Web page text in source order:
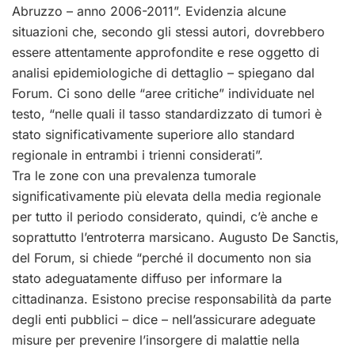
Abruzzo – anno 2006-2011”. Evidenzia alcune
situazioni che, secondo gli stessi autori, dovrebbero
essere attentamente approfondite e rese oggetto di
analisi epidemiologiche di dettaglio – spiegano dal
Forum. Ci sono delle “aree critiche” individuate nel
testo, “nelle quali il tasso standardizzato di tumori è
stato significativamente superiore allo standard
regionale in entrambi i trienni considerati”.
Tra le zone con una prevalenza tumorale
significativamente più elevata della media regionale
per tutto il periodo considerato, quindi, c’è anche e
soprattutto l’entroterra marsicano. Augusto De Sanctis,
del Forum, si chiede “perché il documento non sia
stato adeguatamente diffuso per informare la
cittadinanza. Esistono precise responsabilità da parte
degli enti pubblici – dice – nell’assicurare adeguate
misure per prevenire l’insorgere di malattie nella